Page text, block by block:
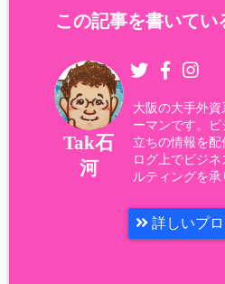
この記事を書いてい
Tak石
河
大阪の大手外資
ーマンです。
立ちの情報を
ログ上でビジ
ルティングを承
詳しいプ